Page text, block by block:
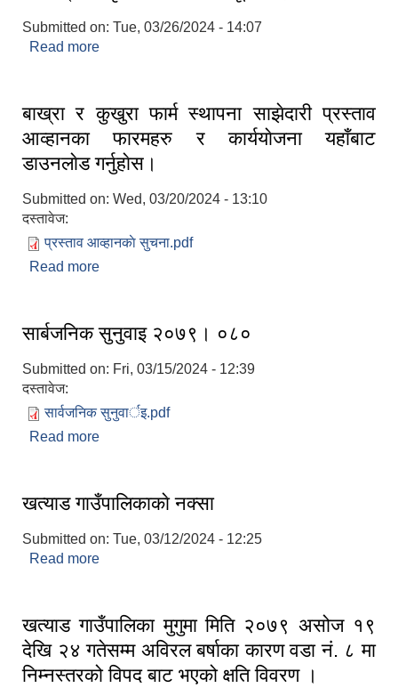
Submitted on: Tue, 03/26/2024 - 14:07
Read more
बाख्रा र कुखुरा फार्म स्थापना साझेदारी प्रस्ताव
आव्हानका फारमहरु र कार्ययाेजना यहाँबाट
डाउनलाेड गर्नुहाेस।
Submitted on: Wed, 03/20/2024 - 13:10
दस्तावेज:
प्रस्ताव आव्हानकाे सुचना.pdf
Read more
सार्बजनिक सुनुवाइ २०७९। ०८०
Submitted on: Fri, 03/15/2024 - 12:39
दस्तावेज:
सार्वजनिक सुनुवार्इ.pdf
Read more
खत्याड गाउँपालिकाकाे नक्सा
Submitted on: Tue, 03/12/2024 - 12:25
Read more
खत्याड गाउँपालिका मुगुमा मिति २०७९ असोज १९
देखि २४ गतेसम्म अविरल बर्षाका कारण वडा नं. ८ मा
निम्नस्तरको विपद बाट भएको क्षति विवरण ।